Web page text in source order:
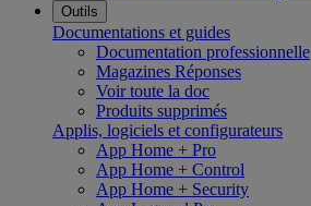
Outils
Documentations et guides
Documentation professionnelle
Magazines Réponses
Voir toute la doc
Produits supprimés
Applis, logiciels et configurateurs
App Home + Pro
App Home + Control
App Home + Security